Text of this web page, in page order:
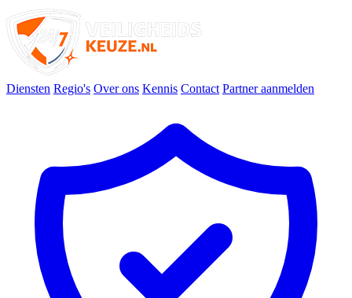
Diensten Regio's Over ons Kennis Contact Partner aanmelden